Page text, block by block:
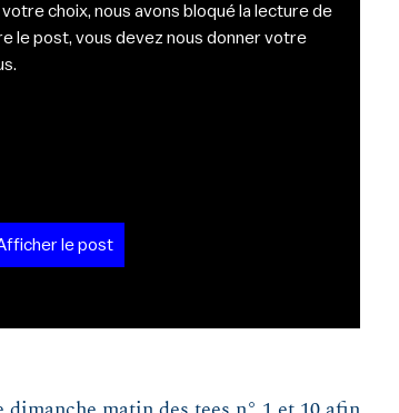
choix, nous avons bloqué la lecture de
le post, vous devez nous donner votre
le post